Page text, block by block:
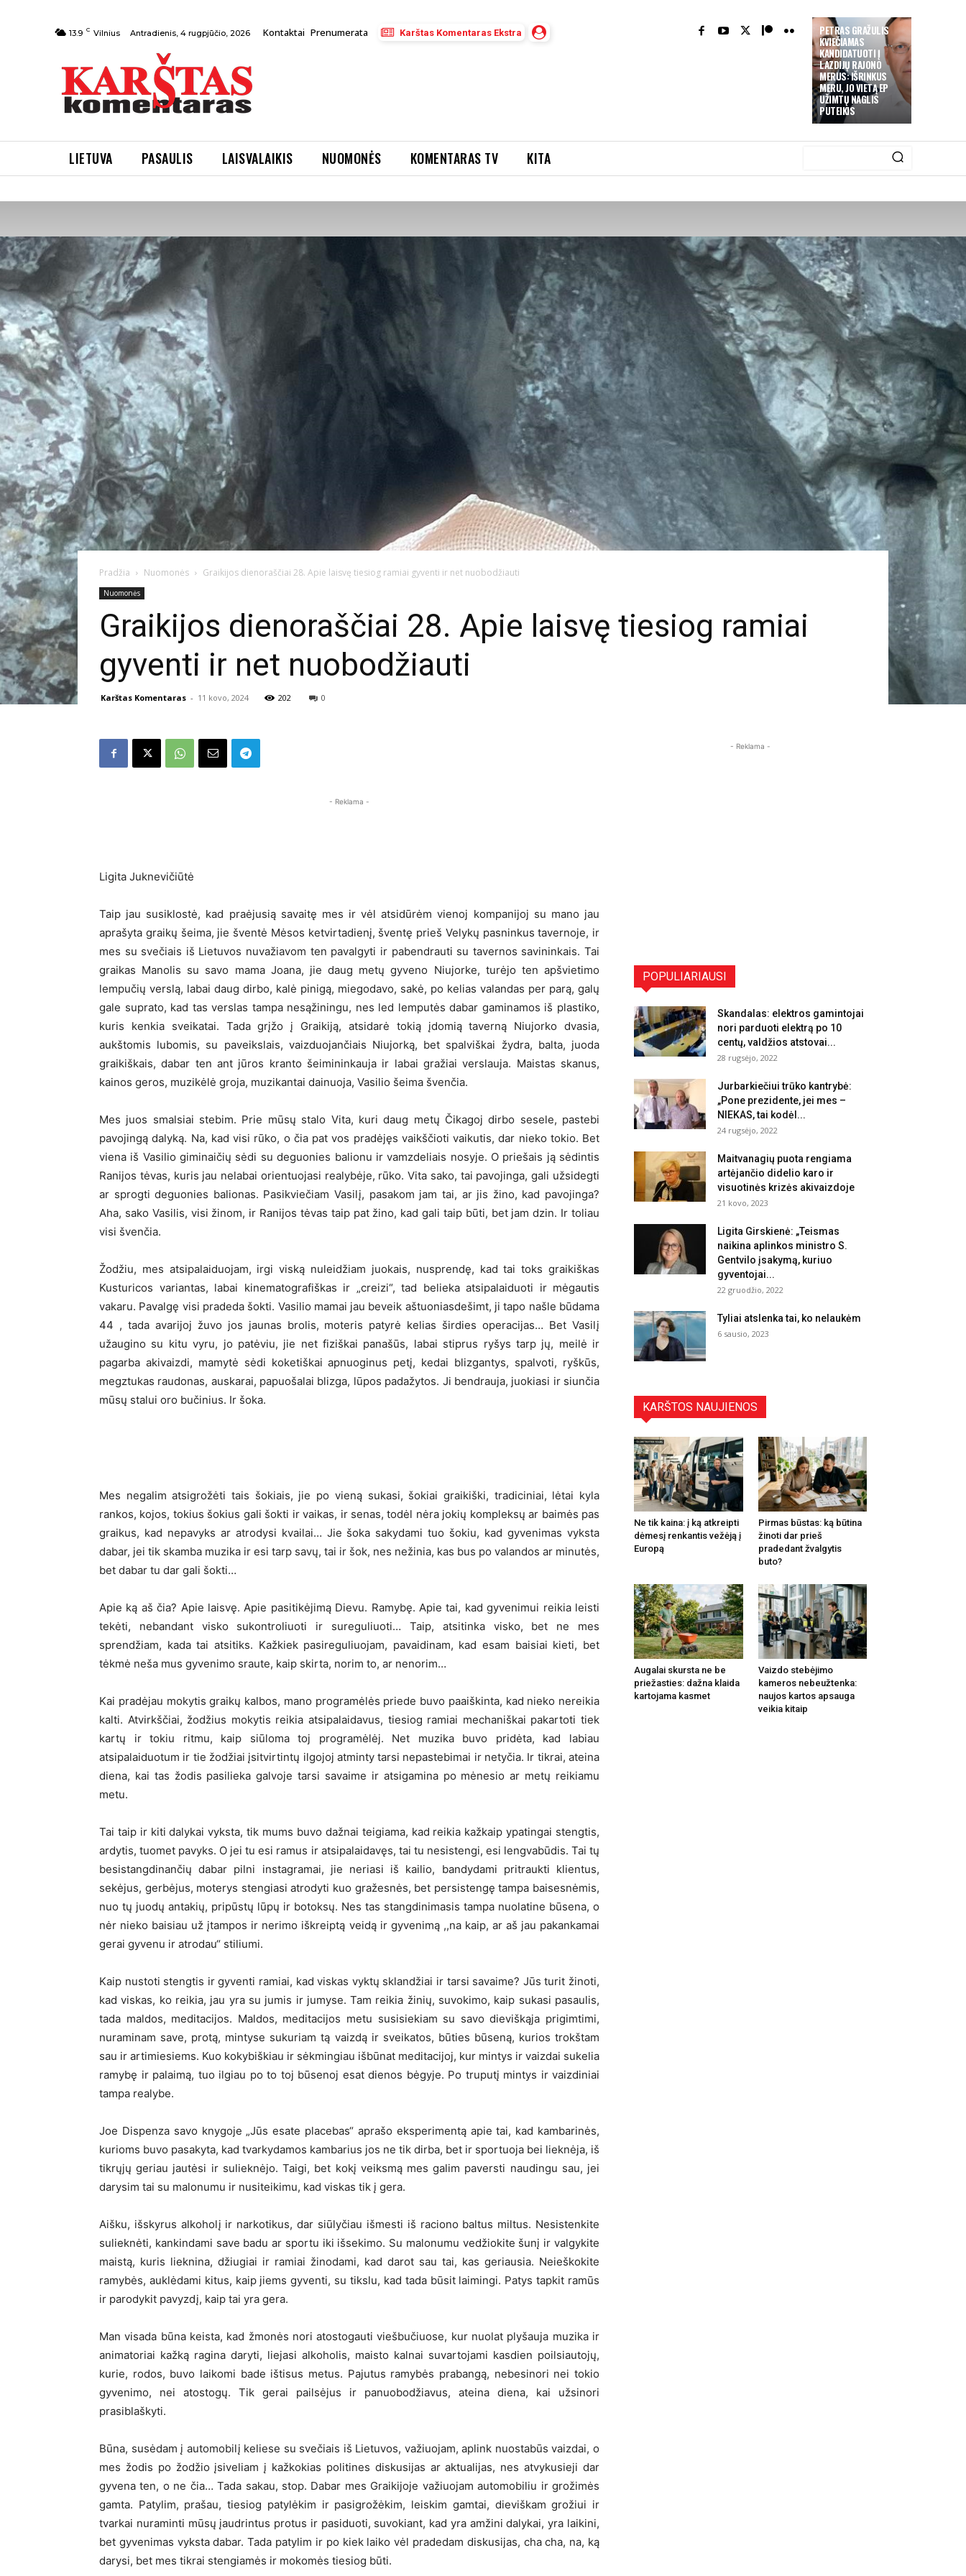
PETRAS GRAŽULIS
KVIEČIAMAS
KANDIDATUOTI Į
LAZDIJŲ RAJONO
MERUS: IŠRINKUS
MERU, JO VIETĄ EP
UŽIMTŲ NAGLIS
PUTEIKIS
13.9 C Vilnius Antradienis, 4 rugpjūčio, 2026 Kontaktai Prenumerata Karštas Komentaras Ekstra
LIETUVA PASAULIS LAISVALAIKIS NUOMONĖS KOMENTARAS TV KITA
Pradžia Nuomonės Graikijos dienoraščiai 28. Apie laisvę tiesiog ramiai gyventi ir net nuobodžiauti
Nuomonės
Graikijos dienoraščiai 28. Apie laisvę tiesiog ramiai
gyventi ir net nuobodžiauti
Karštas Komentaras - 11 kovo, 2024 202 0
- Reklama -
Ligita Juknevičiūtė
Taip jau susiklostė, kad praėjusią savaitę mes ir vėl atsidūrėm vienoj kompanijoj su mano jau
aprašyta graikų šeima, jie šventė Mėsos ketvirtadienį, šventę prieš Velykų pasninkus tavernoje, ir
mes su svečiais iš Lietuvos nuvažiavom ten pavalgyti ir pabendrauti su tavernos savininkais. Tai
graikas Manolis su savo mama Joana, jie daug metų gyveno Niujorke, turėjo ten apšvietimo
lempučių verslą, labai daug dirbo, kalė pinigą, miegodavo, sakė, po kelias valandas per parą, galų
gale suprato, kad tas verslas tampa nesąžiningu, nes led lemputės dabar gaminamos iš plastiko,
kuris kenkia sveikatai. Tada grįžo į Graikiją, atsidarė tokią įdomią taverną Niujorko dvasia,
aukštomis lubomis, su paveikslais, vaizduojančiais Niujorką, bet spalviškai žydra, balta, juoda
graikiškais, dabar ten ant jūros kranto šeimininkauja ir labai gražiai verslauja. Maistas skanus,
kainos geros, muzikėlė groja, muzikantai dainuoja, Vasilio šeima švenčia.
Mes juos smalsiai stebim. Prie mūsų stalo Vita, kuri daug metų Čikagoj dirbo sesele, pastebi
pavojingą dalyką. Na, kad visi rūko, o čia pat vos pradėjęs vaikščioti vaikutis, dar nieko tokio. Bet
viena iš Vasilio giminaičių sėdi su deguonies balionu ir vamzdeliais nosyje. O priešais ją sėdintis
Ranijos tėvas, kuris jau nelabai orientuojasi realybėje, rūko. Vita sako, tai pavojinga, gali užsidegti
ar sprogti deguonies balionas. Pasikviečiam Vasilį, pasakom jam tai, ar jis žino, kad pavojinga?
Aha, sako Vasilis, visi žinom, ir Ranijos tėvas taip pat žino, kad gali taip būti, bet jam dzin. Ir toliau
visi švenčia.
Žodžiu, mes atsipalaiduojam, irgi viską nuleidžiam juokais, nusprendę, kad tai toks graikiškas
Kusturicos variantas, labai kinematografiškas ir „creizi“, tad belieka atsipalaiduoti ir mėgautis
vakaru. Pavalgę visi pradeda šokti. Vasilio mamai jau beveik aštuoniasdešimt, ji tapo našle būdama
44 , tada avarijoj žuvo jos jaunas brolis, moteris patyrė kelias širdies operacijas… Bet Vasilį
užaugino su kitu vyru, jo patėviu, jie net fiziškai panašūs, labai stiprus ryšys tarp jų, meilė ir
pagarba akivaizdi, mamytė sėdi koketiškai apnuoginus petį, kedai blizgantys, spalvoti, ryškūs,
megztukas raudonas, auskarai, papuošalai blizga, lūpos padažytos. Ji bendrauja, juokiasi ir siunčia
mūsų stalui oro bučinius. Ir šoka.
Mes negalim atsigrožėti tais šokiais, jie po vieną sukasi, šokiai graikiški, tradiciniai, lėtai kyla
rankos, kojos, tokius šokius gali šokti ir vaikas, ir senas, todėl nėra jokių kompleksų ar baimės pas
graikus, kad nepavyks ar atrodysi kvailai… Jie šoka sakydami tuo šokiu, kad gyvenimas vyksta
dabar, jei tik skamba muzika ir esi tarp savų, tai ir šok, nes nežinia, kas bus po valandos ar minutės,
bet dabar tu dar gali šokti…
Apie ką aš čia? Apie laisvę. Apie pasitikėjimą Dievu. Ramybę. Apie tai, kad gyvenimui reikia leisti
tekėti, nebandant visko sukontroliuoti ir sureguliuoti… Taip, atsitinka visko, bet ne mes
sprendžiam, kada tai atsitiks. Kažkiek pasireguliuojam, pavaidinam, kad esam baisiai kieti, bet
tėkmė neša mus gyvenimo sraute, kaip skirta, norim to, ar nenorim…
Kai pradėjau mokytis graikų kalbos, mano programėlės priede buvo paaiškinta, kad nieko nereikia
kalti. Atvirkščiai, žodžius mokytis reikia atsipalaidavus, tiesiog ramiai mechaniškai pakartoti tiek
kartų ir tokiu ritmu, kaip siūloma toj programėlėj. Net muzika buvo pridėta, kad labiau
atsipalaiduotum ir tie žodžiai įsitvirtintų ilgojoj atminty tarsi nepastebimai ir netyčia. Ir tikrai, ateina
diena, kai tas žodis pasilieka galvoje tarsi savaime ir atsigamina po mėnesio ar metų reikiamu
metu.
Tai taip ir kiti dalykai vyksta, tik mums buvo dažnai teigiama, kad reikia kažkaip ypatingai stengtis,
ardytis, tuomet pavyks. O jei tu esi ramus ir atsipalaidavęs, tai tu nesistengi, esi lengvabūdis. Tai tų
besistangdinančių dabar pilni instagramai, jie neriasi iš kailio, bandydami pritraukti klientus,
sekėjus, gerbėjus, moterys stengiasi atrodyti kuo gražesnės, bet persistengę tampa baisesnėmis,
nuo tų juodų antakių, pripūstų lūpų ir botoksų. Nes tas stangdinimasis tampa nuolatine būsena, o
nėr nieko baisiau už įtampos ir nerimo iškreiptą veidą ir gyvenimą ,,na kaip, ar aš jau pakankamai
gerai gyvenu ir atrodau“ stiliumi.
Kaip nustoti stengtis ir gyventi ramiai, kad viskas vyktų sklandžiai ir tarsi savaime? Jūs turit žinoti,
kad viskas, ko reikia, jau yra su jumis ir jumyse. Tam reikia žinių, suvokimo, kaip sukasi pasaulis,
tada maldos, meditacijos. Maldos, meditacijos metu susisiekiam su savo dieviškąja prigimtimi,
nuraminam save, protą, mintyse sukuriam tą vaizdą ir sveikatos, būties būseną, kurios trokštam
sau ir artimiesiems. Kuo kokybiškiau ir sėkmingiau išbūnat meditacijoj, kur mintys ir vaizdai sukelia
ramybę ir palaimą, tuo ilgiau po to toj būsenoj esat dienos bėgyje. Po truputį mintys ir vaizdiniai
tampa realybe.
Joe Dispenza savo knygoje „Jūs esate placebas“ aprašo eksperimentą apie tai, kad kambarinės,
kurioms buvo pasakyta, kad tvarkydamos kambarius jos ne tik dirba, bet ir sportuoja bei lieknėja, iš
tikrųjų geriau jautėsi ir sulieknėjo. Taigi, bet kokį veiksmą mes galim paversti naudingu sau, jei
darysim tai su malonumu ir nusiteikimu, kad viskas tik į gera.
Aišku, išskyrus alkoholį ir narkotikus, dar siūlyčiau išmesti iš raciono baltus miltus. Nesistenkite
sulieknėti, kankindami save badu ar sportu iki išsekimo. Su malonumu vedžiokite šunį ir valgykite
maistą, kuris lieknina, džiugiai ir ramiai žinodami, kad darot sau tai, kas geriausia. Neieškokite
ramybės, auklėdami kitus, kaip jiems gyventi, su tikslu, kad tada būsit laimingi. Patys tapkit ramūs
ir parodykit pavyzdį, kaip tai yra gera.
Man visada būna keista, kad žmonės nori atostogauti viešbučiuose, kur nuolat plyšauja muzika ir
animatoriai kažką ragina daryti, liejasi alkoholis, maisto kalnai suvartojami kasdien poilsiautojų,
kurie, rodos, buvo laikomi bade ištisus metus. Pajutus ramybės prabangą, nebesinori nei tokio
gyvenimo, nei atostogų. Tik gerai pailsėjus ir panuobodžiavus, ateina diena, kai užsinori
prasiblaškyti.
Būna, susėdam į automobilį keliese su svečiais iš Lietuvos, važiuojam, aplink nuostabūs vaizdai, o
mes žodis po žodžio įsiveliam į kažkokias politines diskusijas ar aktualijas, nes atvykusieji dar
gyvena ten, o ne čia… Tada sakau, stop. Dabar mes Graikijoje važiuojam automobiliu ir grožimės
gamta. Patylim, prašau, tiesiog patylėkim ir pasigrožėkim, leiskim gamtai, dieviškam grožiui ir
tvarkai nuraminti mūsų įaudrintus protus ir pasiduoti, suvokiant, kad yra amžini dalykai, yra laikini,
bet gyvenimas vyksta dabar. Tada patylim ir po kiek laiko vėl pradedam diskusijas, cha cha, na, ką
darysi, bet mes tikrai stengiamės ir mokomės tiesiog būti.
- Reklama -
POPULIARIAUSI
Skandalas: elektros gamintojai
nori parduoti elektrą po 10
centų, valdžios atstovai...
28 rugsėjo, 2022
Jurbarkiečiui trūko kantrybė:
„Pone prezidente, jei mes –
NIEKAS, tai kodėl...
24 rugsėjo, 2022
Maitvanagių puota rengiama
artėjančio didelio karo ir
visuotinės krizės akivaizdoje
21 kovo, 2023
Ligita Girskienė: „Teismas
naikina aplinkos ministro S.
Gentvilo įsakymą, kuriuo
gyventojai...
22 gruodžio, 2022
Tyliai atslenka tai, ko nelaukėm
6 sausio, 2023
KARŠTOS NAUJIENOS
Ne tik kaina: į ką atkreipti
dėmesį renkantis vežėją į
Europą
Pirmas būstas: ką būtina
žinoti dar prieš
pradedant žvalgytis
buto?
Augalai skursta ne be
priežasties: dažna klaida
kartojama kasmet
Vaizdo stebėjimo
kameros nebeužtenka:
naujos kartos apsauga
veikia kitaip